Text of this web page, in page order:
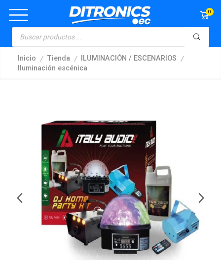
0
Inicio / Tienda / ILUMINACIÓN / ESCENARIOS /
Iluminación escénica